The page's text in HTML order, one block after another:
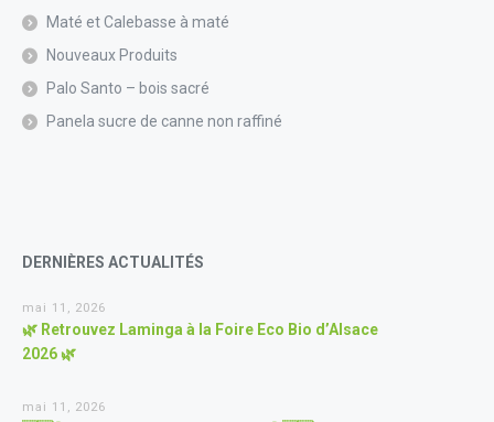
Maté et Calebasse à maté
Nouveaux Produits
Palo Santo – bois sacré
Panela sucre de canne non raffiné
DERNIÈRES ACTUALITÉS
mai 11, 2026
🌿 Retrouvez Laminga à la Foire Eco Bio d’Alsace
2026 🌿
mai 11, 2026